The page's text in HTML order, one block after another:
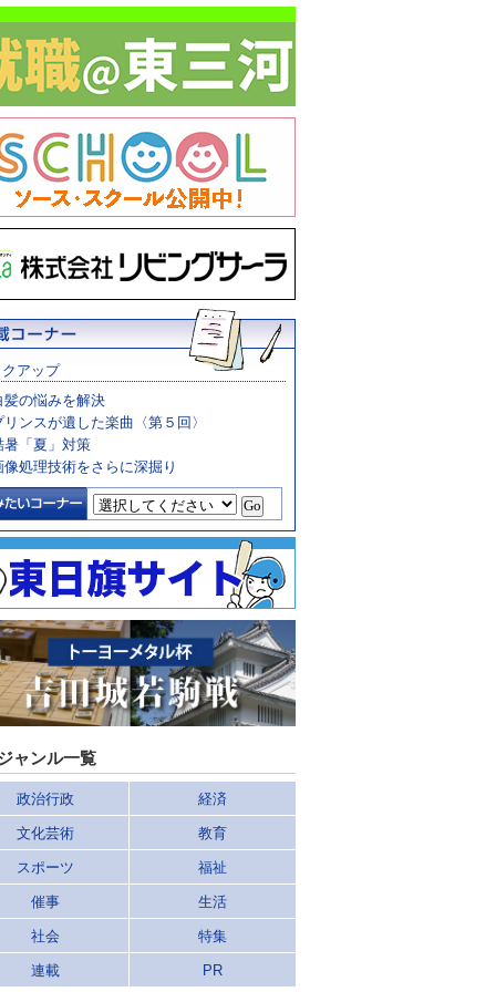
アップ
髪の悩みを解決
リンスが遺した楽曲〈第５回〉
暑「夏」対策
像処理技術をさらに深掘り
ャンル一覧
政治行政 経済
文化芸術 教育
スポーツ 福祉
催事 生活
社会 特集
連載 PR